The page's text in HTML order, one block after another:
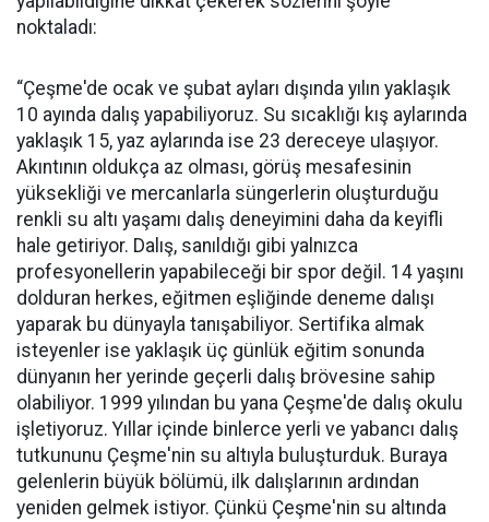
noktaladı:
“Çeşme'de ocak ve şubat ayları dışında yılın yaklaşık
10 ayında dalış yapabiliyoruz. Su sıcaklığı kış aylarında
yaklaşık 15, yaz aylarında ise 23 dereceye ulaşıyor.
Akıntının oldukça az olması, görüş mesafesinin
yüksekliği ve mercanlarla süngerlerin oluşturduğu
renkli su altı yaşamı dalış deneyimini daha da keyifli
hale getiriyor. Dalış, sanıldığı gibi yalnızca
profesyonellerin yapabileceği bir spor değil. 14 yaşını
dolduran herkes, eğitmen eşliğinde deneme dalışı
yaparak bu dünyayla tanışabiliyor. Sertifika almak
isteyenler ise yaklaşık üç günlük eğitim sonunda
dünyanın her yerinde geçerli dalış brövesine sahip
olabiliyor. 1999 yılından bu yana Çeşme'de dalış okulu
işletiyoruz. Yıllar içinde binlerce yerli ve yabancı dalış
tutkununu Çeşme'nin su altıyla buluşturduk. Buraya
gelenlerin büyük bölümü, ilk dalışlarının ardından
yeniden gelmek istiyor. Çünkü Çeşme'nin su altında